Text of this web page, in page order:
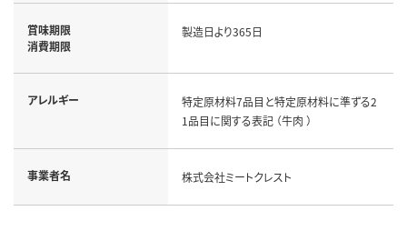
賞味期限
消費期限
製造日より365日
アレルギー
特定原材料7品目と特定原材料に準ずる2
1品目に関する表記 （牛肉 ）
事業者名 株式会社ミートクレスト